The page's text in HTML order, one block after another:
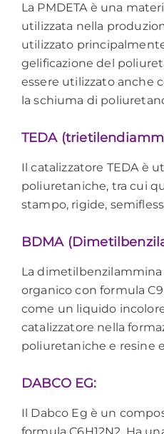
La PMDETA è una
utilizzata nella
utilizzato
gelificazione del
essere utilizzato anche
la schiuma di
TEDA
Il catalizzatore TEDA è
poliuretaniche, tra cui
stampo, rigide,
BDMA
La
organico con formula
come un liquido
catalizzatore nella
poliuretaniche e resine
DABCO EG:
Il Dabco Eg è un